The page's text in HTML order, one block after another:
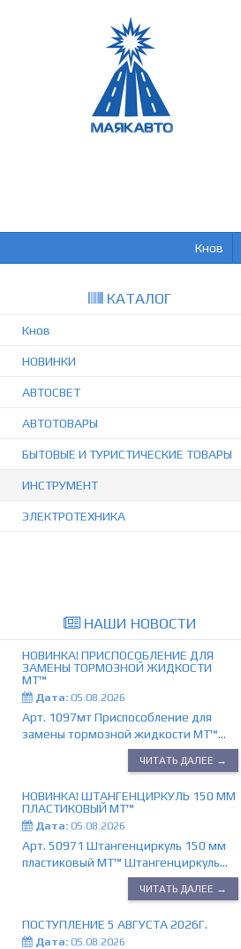
Кнов
КАТАЛОГ
Кнов
НОВИНКИ
АВТОСВЕТ
АВТОТОВАРЫ
БЫТОВЫЕ И ТУРИСТИЧЕСКИЕ ТОВАРЫ
ИНСТРУМЕНТ
ЭЛЕКТРОТЕХНИКА
НАШИ НОВОСТИ
НОВИНКА! ПРИСПОСОБЛЕНИЕ ДЛЯ
ЗАМЕНЫ ТОРМОЗНОЙ ЖИДКОСТИ
МТ™
Дата: 05.08.2026
Арт. 1097мт Приспособление для
замены тормозной жидкости МТ™...
ЧИТАТЬ ДАЛЕЕ →
НОВИНКА! ШТАНГЕНЦИРКУЛЬ 150 ММ
ПЛАСТИКОВЫЙ MT™
Дата: 05.08.2026
Арт. 50971 Штангенциркуль 150 мм
пластиковый MT™ Штангенциркуль...
ЧИТАТЬ ДАЛЕЕ →
ПОСТУПЛЕНИЕ 5 АВГУСТА 2026Г.
Дата: 05.08.2026